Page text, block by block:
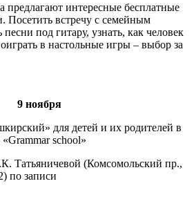
предлагают интересные бесплатные
Посетить встречу с семейным
под гитару, узнать, как человек
в настольные игры – выбор за
9 ноября
для детей и их родителей в
school»
Татьяничевой (Комсомольский пр.,
по записи